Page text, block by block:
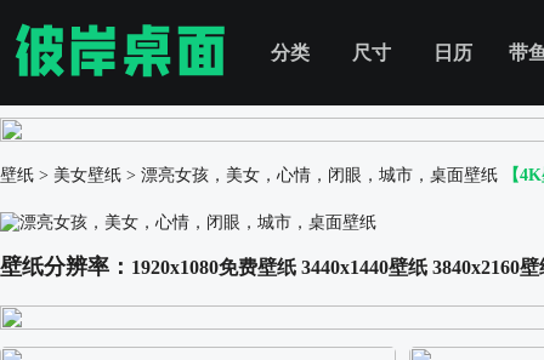
分类 尺寸 日历 带
壁纸 > 美女壁纸 > 漂亮女孩，美女，心情，闭眼，城市，桌面壁纸 【
壁纸分辨率： 1920x1080免费壁纸 3440x1440壁纸 3840x2160壁